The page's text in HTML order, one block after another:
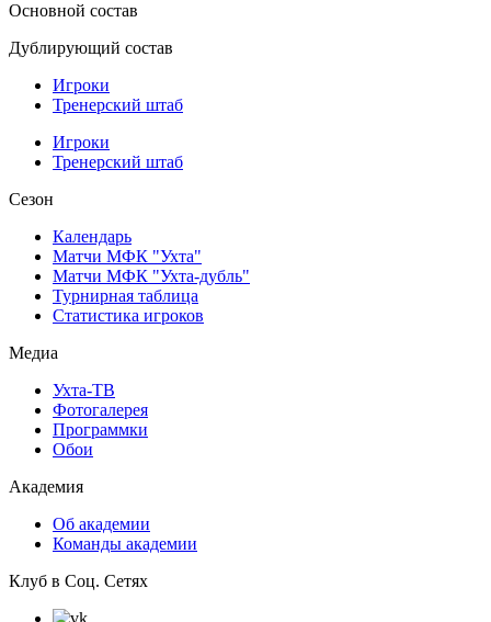
Основной состав
Дублирующий состав
Игроки
Тренерский штаб
Игроки
Тренерский штаб
Сезон
Календарь
Матчи МФК "Ухта"
Матчи МФК "Ухта-дубль"
Турнирная таблица
Статистика игроков
Медиа
Ухта-ТВ
Фотогалерея
Программки
Обои
Академия
Об академии
Команды академии
Клуб в Соц. Сетях